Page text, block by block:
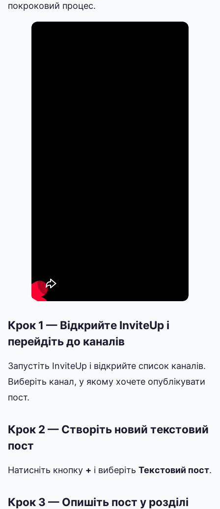
покроковий процес.
Крок 1 — Відкрийте InviteUp і
перейдіть до каналів
Запустіть InviteUp і відкрийте список каналів.
Виберіть канал, у якому хочете опублікувати
пост.
Крок 2 — Створіть новий текстовий
пост
Натисніть кнопку + і виберіть Текстовий пост.
Крок 3 — Опишіть пост у розділі